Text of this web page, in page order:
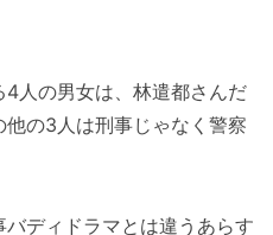
人の男女は、林遣都さんだ
の3人は刑事じゃなく警察
ディドラマとは違うあらす